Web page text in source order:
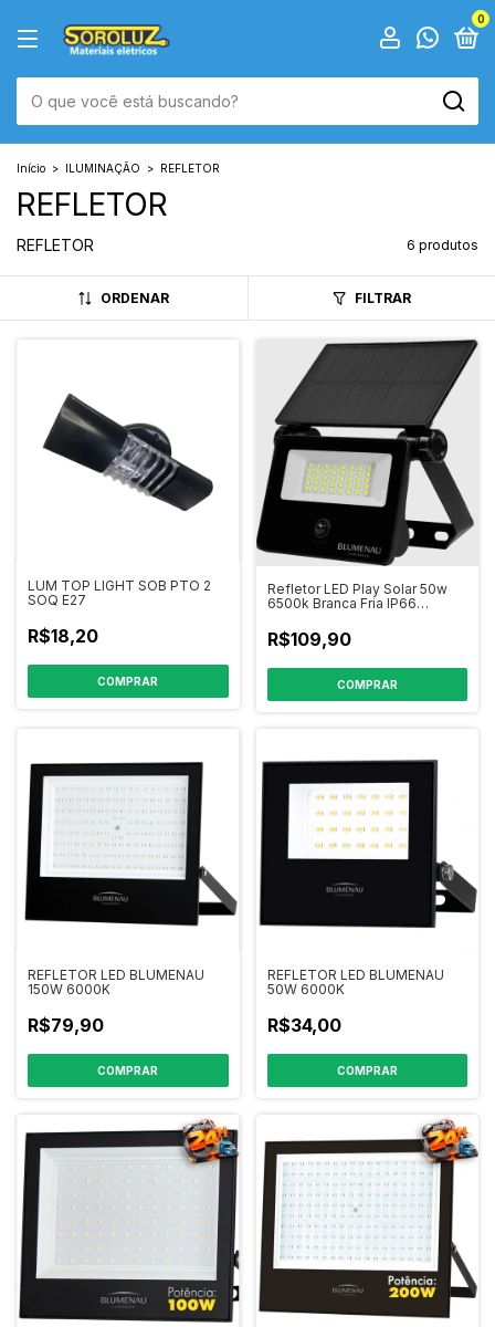
0
Início > ILUMINAÇÃO > REFLETOR
REFLETOR
REFLETOR 6 produtos
ORDENAR FILTRAR
LUM TOP LIGHT SOB PTO 2
SOQ E27
R$18,20
Refletor LED Play Solar 50w
6500k Branca Fria IP66
R$109,90
REFLETOR LED BLUMENAU
150W 6000K
R$79,90
REFLETOR LED BLUMENAU
50W 6000K
R$34,00